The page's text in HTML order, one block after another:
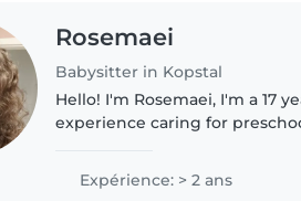
Rosemaei
Babysitter in Kopstal
Hello! I'm Rosemaei, I'm a 17
experience caring for
creative, and..
Expérience: > 2 ans